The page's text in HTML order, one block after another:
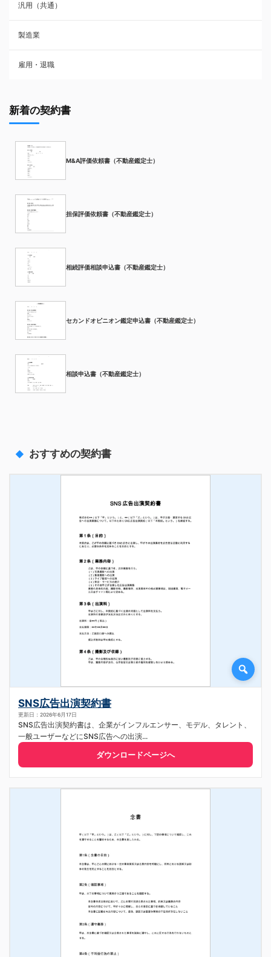
汎用（共通）
製造業
雇用・退職
新着の契約書
M&A評価依頼書（不動産鑑定士）
担保評価依頼書（不動産鑑定士）
相続評価相談申込書（不動産鑑定士）
セカンドオピニオン鑑定申込書（不動産鑑定士）
相談申込書（不動産鑑定士）
おすすめの契約書
SNS広告出演契約書
更新日：2026年6月17日
SNS広告出演契約書は、企業がインフルエンサー、モデル、タレント、
一般ユーザーなどにSNS広告への出演...
ダウンロードページへ